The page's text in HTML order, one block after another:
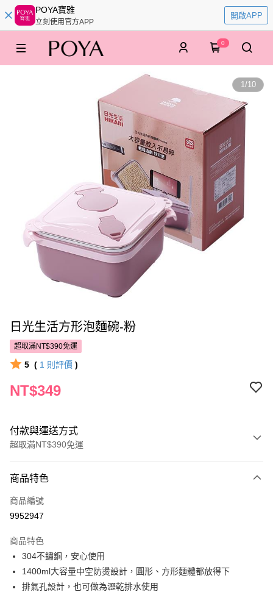
POYA寶雅
立刻使用官方APP
開啟APP
0
1/10
日光生活方形泡麵碗-粉
超取滿NT$390免運
5 ( 1 則評價 )
NT$349
付款與運送方式
超取滿NT$390免運
POYA支付
信用卡一次付款
LINE Pay
Apple Pay
商品特色
商品編號
9952947
商品特色
304不鏽鋼，安心使用
1400ml大容量中空防燙設計，圓形、方形麵體都放得下
排氣孔設計，也可做為瀝乾排水使用